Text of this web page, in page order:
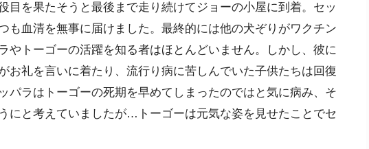
目を果たそうと最後まで走り続けてジョーの小屋に到着。セッ
も血清を無事に届けました。最終的には他の犬ぞりがワクチン
やトーゴーの活躍を知る者はほとんどいません。しかし、彼に
お礼を言いに着たり、流行り病に苦しんでいた子供たちは回復
パラはトーゴーの死期を早めてしまったのではと気に病み、そ
にと考えていましたが…トーゴーは元気な姿を見せたことでセ